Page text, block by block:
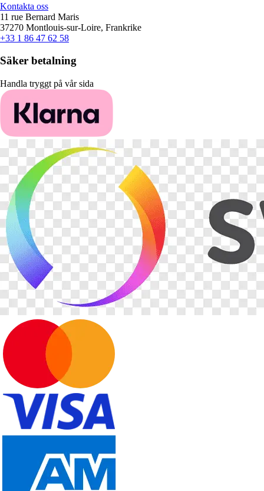
Kontakta oss
11 rue Bernard Maris
37270 Montlouis-sur-Loire, Frankrike
+33 1 86 47 62 58
Säker betalning
Handla tryggt på vår sida